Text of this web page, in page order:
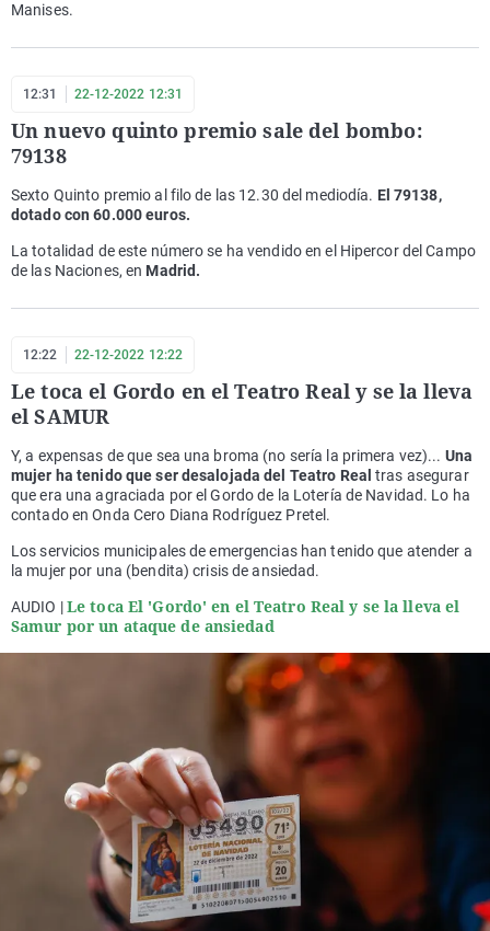
Manises.
12:31 22-12-2022 12:31
Un nuevo quinto premio sale del bombo:
79138
Sexto Quinto premio al filo de las 12.30 del mediodía. El 79138,
dotado con 60.000 euros.
La totalidad de este número se ha vendido en el Hipercor del Campo
de las Naciones, en Madrid.
12:22 22-12-2022 12:22
Le toca el Gordo en el Teatro Real y se la lleva
el SAMUR
Y, a expensas de que sea una broma (no sería la primera vez)... Una
mujer ha tenido que ser desalojada del Teatro Realtras asegurar
que era una agraciada por el Gordo de la Lotería de Navidad. Lo ha
contado en Onda Cero Diana Rodríguez Pretel.
Los servicios municipales de emergencias han tenido que atender a
la mujer por una (bendita) crisis de ansiedad.
AUDIO |Le toca El 'Gordo' en el Teatro Real y se la lleva el
Samur por un ataque de ansiedad